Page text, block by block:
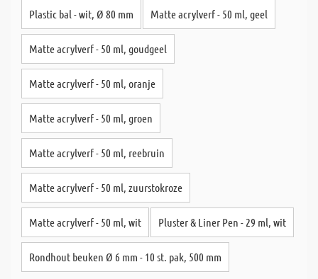
Plastic bal - wit, Ø 80 mm Matte acrylverf - 50 ml, geel
Matte acrylverf - 50 ml, goudgeel
Matte acrylverf - 50 ml, oranje
Matte acrylverf - 50 ml, groen
Matte acrylverf - 50 ml, reebruin
Matte acrylverf - 50 ml, zuurstokroze
Matte acrylverf - 50 ml, wit Pluster & Liner Pen - 29 ml, wit
Rondhout beuken Ø 6 mm - 10 st. pak, 500 mm